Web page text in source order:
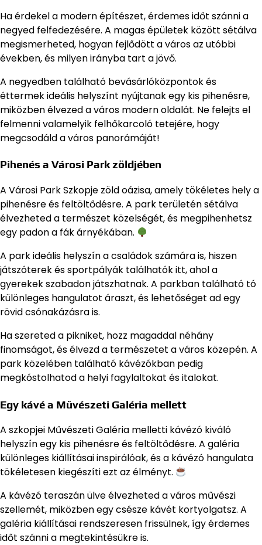
Ha érdekel a modern építészet, érdemes időt szánni a
negyed felfedezésére. A magas épületek között sétálva
megismerheted, hogyan fejlődött a város az utóbbi
években, és milyen irányba tart a jövő.
A negyedben található bevásárlóközpontok és
éttermek ideális helyszínt nyújtanak egy kis pihenésre,
miközben élvezed a város modern oldalát. Ne felejts el
felmenni valamelyik felhőkarcoló tetejére, hogy
megcsodáld a város panorámáját!
Pihenés a Városi Park zöldjében
A Városi Park Szkopje zöld oázisa, amely tökéletes hely a
pihenésre és feltöltődésre. A park területén sétálva
élvezheted a természet közelségét, és megpihenhetsz
egy padon a fák árnyékában.
A park ideális helyszín a családok számára is, hiszen
játszóterek és sportpályák találhatók itt, ahol a
gyerekek szabadon játszhatnak. A parkban található tó
különleges hangulatot áraszt, és lehetőséget ad egy
rövid csónakázásra is.
Ha szereted a pikniket, hozz magaddal néhány
finomságot, és élvezd a természetet a város közepén. A
park közelében található kávézókban pedig
megkóstolhatod a helyi fagylaltokat és italokat.
Egy kávé a Művészeti Galéria mellett
A szkopjei Művészeti Galéria melletti kávézó kiváló
helyszín egy kis pihenésre és feltöltődésre. A galéria
különleges kiállításai inspirálóak, és a kávézó hangulata
tökéletesen kiegészíti ezt az élményt.
A kávézó teraszán ülve élvezheted a város művészi
szellemét, miközben egy csésze kávét kortyolgatsz. A
galéria kiállításai rendszeresen frissülnek, így érdemes
időt szánni a megtekintésükre is.